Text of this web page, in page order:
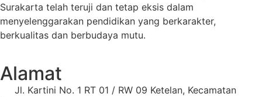
Surakarta telah teruji dan tetap eksis dalam
menyelenggarakan pendidikan yang berkarakter,
berkualitas dan berbudaya mutu.
Alamat
Jl. Kartini No. 1 RT 01 / RW 09 Ketelan, Kecamatan